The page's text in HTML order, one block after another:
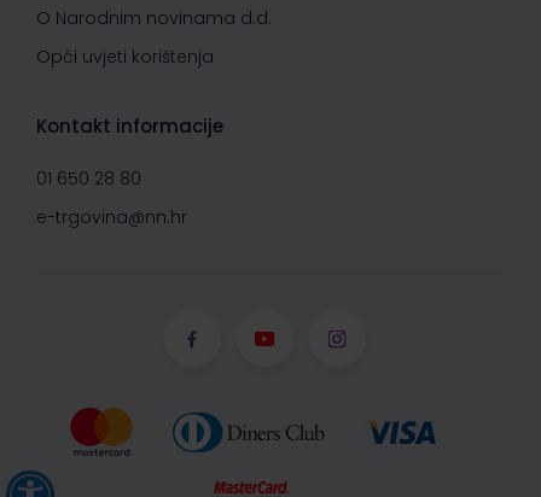
O Narodnim novinama d.d.
Opći uvjeti korištenja
Kontakt informacije
01 650 28 80
e-trgovina@nn.hr